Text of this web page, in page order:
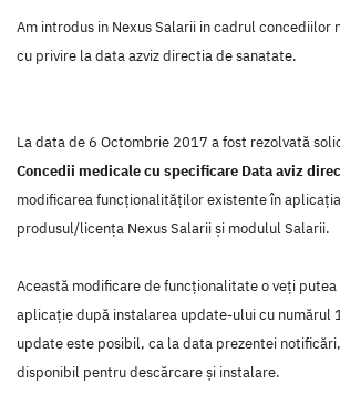
Am introdus in Nexus Salarii in cadrul concediilor
cu privire la data azviz directia de sanatate.
La data de 6 Octombrie 2017 a fost rezolvată
Concedii medicale cu specificare Data aviz
modificarea funcţionalităţilor existente în aplicaţia
produsul/licenţa Nexus Salarii şi modulul Salarii.
Această modificare de funcţionalitate o veţi putea
aplicaţie după instalarea update-ului cu numărul
update este posibil, ca la data prezentei
disponibil pentru descărcare şi instalare.